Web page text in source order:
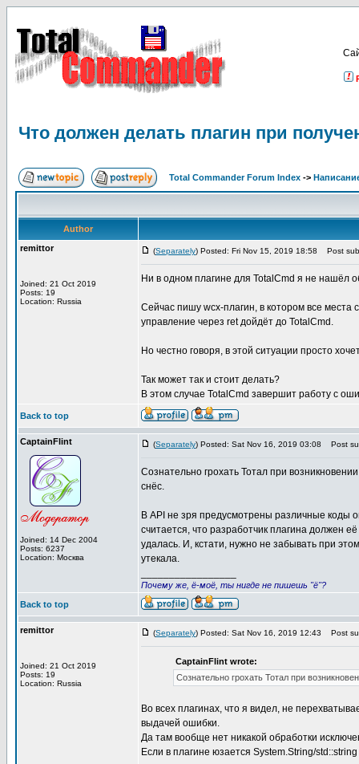
Что должен делать плагин при
Total Commander Forum Index ->
Author
remittor
Joined: 21 Oct 2019
Posts: 19
Location: Russia
(Separately) Posted: Fri Nov 15, 2019 18:58 Post
Ни в одном плагине для TotalCmd я не нашёл
Сейчас пишу wcx-плагин, в котором все
управление через ret дойдёт до TotalCmd.
Но честно говоря, в этой ситуации просто
Так может так и стоит делать?
В этом случае TotalCmd завершит работу с
Back to top
CaptainFlint
Joined: 14 Dec 2004
Posts: 6237
Location: Москва
(Separately) Posted: Sat Nov 16, 2019 03:08 Post
Сознательно грохать Тотал при
снёс.
В API не зря предусмотрены различные коды
считается, что разработчик плагина должен
удалась. И, кстати, нужно не забывать при
утекала.
Почему же, ё-моё, ты нигде не пишешь "ё"?
Back to top
remittor
Joined: 21 Oct 2019
Posts: 19
Location: Russia
(Separately) Posted: Sat Nov 16, 2019 12:43 Post
CaptainFlint wrote:
Сознательно грохать Тотал при
Во всех плагинах, что я видел, не
выдачей ошибки.
Да там вообще нет никакой обработки
Если в плагине юзается System.String/